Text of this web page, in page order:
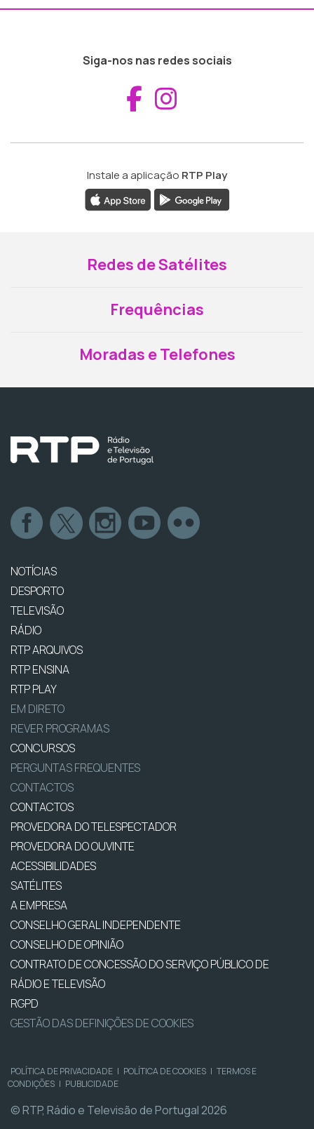
Siga-nos nas redes sociais
Aceder ao
Instale a aplicação RTP Play
Redes de Satélites
Frequências
Moradas e Telefones
NOTÍCIAS
DESPORTO
TELEVISÃO
RÁDIO
RTP ARQUIVOS
RTP ENSINA
RTP PLAY
EM DIRETO
REVER PROGRAMAS
CONCURSOS
PERGUNTAS FREQUENTES
CONTACTOS
CONTACTOS
PROVEDORA DO TELESPECTADOR
PROVEDORA DO OUVINTE
ACESSIBILIDADES
SATÉLITES
A EMPRESA
CONSELHO GERAL INDEPENDENTE
CONSELHO DE OPINIÃO
CONTRATO DE CONCESSÃO DO SERVIÇO PÚBLICO DE
RÁDIO E TELEVISÃO
RGPD
GESTÃO DAS DEFINIÇÕES DE COOKIES
POLÍTICA DE PRIVACIDADE | POLÍTICA DE COOKIES | TERMOS E
CONDIÇÕES | PUBLICIDADE
© RTP, Rádio e Televisão de Portugal 2026